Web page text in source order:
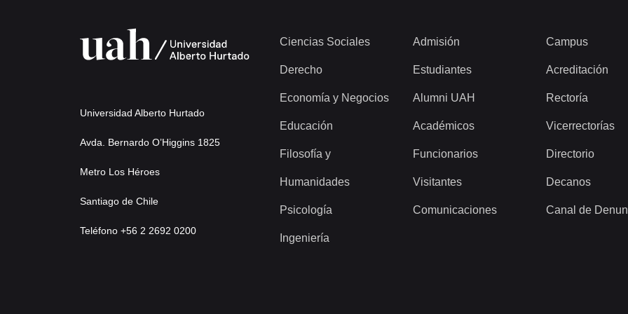
Universidad Alberto Hurtado
Avda. Bernardo O’Higgins 1825
Metro Los Héroes
Santiago de Chile
Teléfono +56 2 2692 0200
Ciencias Sociales
Derecho
Economía y Negocios
Educación
Filosofía y
Humanidades
Psicología
Ingeniería
Admisión
Estudiantes
Alumni UAH
Académicos
Funcionarios
Visitantes
Comunicaciones
Campus
Acreditación
Rectoría
Vicerrectorías
Directorio
Decanos
Canal de